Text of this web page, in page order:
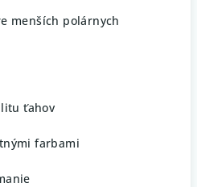
menších polárnych
ťahov
farbami